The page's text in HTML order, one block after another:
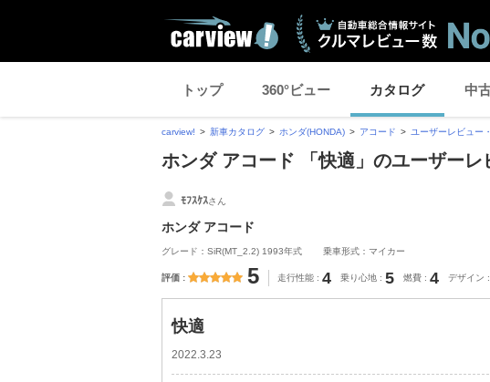
トップ 360°ビュー カタログ 中
carview! 新車カタログ ホンダ(HONDA) アコード ユーザーレビュー
ホンダ アコード 「快適」のユーザーレ
ﾓﾌｽｹｽさん
ホンダ アコード
グレード：SiR(MT_2.2) 1993年式 乗車形式：マイカー
評価 5 走行性能 4 乗り心地 5 燃費 4 デザイン
快適
2022.3.23